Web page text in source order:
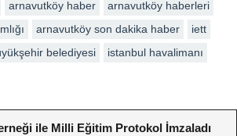
arnavutköy haber
arnavutköy haberleri
arnavutköy son dakika haber
iett
belediyesi
istanbul havalimanı
ile Milli Eğitim Protokol İmzaladı